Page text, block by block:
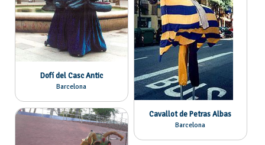
Cavallot de Petras Albas
Barcelona
Dofí del Casc Antic
Barcelona